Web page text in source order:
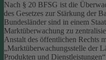
Nach § 20 BFSG ist die
des Gesetzes zur Stärkung der
Bundesländer sind in einem
Marktüberwachung zu
Anstalt des öffentlichen Rechts
„Marktüberwachungsstelle der
Produkten und